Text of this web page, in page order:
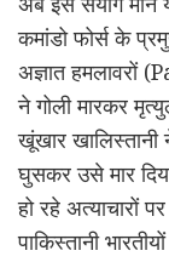
कमांडो फोर्स के
अज्ञात
ने गोली मारकर
खूंखार खालिस्तानी
घुसकर उसे मार
हो रहे अत्याचारों
पाकिस्तानी